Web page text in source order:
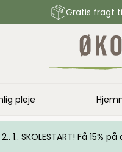
Gratis fragt
pleje
2.. 1.. SKOLESTART! Få